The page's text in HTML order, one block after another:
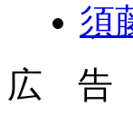
須
広 告